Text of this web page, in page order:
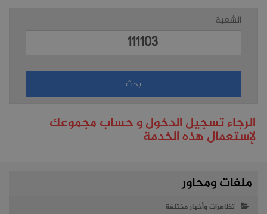
الشعبة
الرجاء تسجيل الدخول و حساب مجموعك
لإستعمال هذه الخدمة
ملفات ومحاور
تظاهرات وأخبار مختلفة